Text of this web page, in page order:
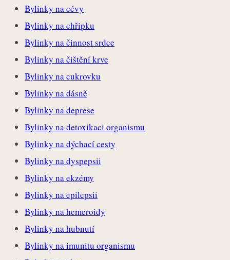
Bylinky na cévy
Bylinky na chřipku
Bylinky na činnost srdce
Bylinky na čištění krve
Bylinky na cukrovku
Bylinky na dásně
Bylinky na deprese
Bylinky na detoxikaci organismu
Bylinky na dýchací cesty
Bylinky na dyspepsii
Bylinky na ekzémy
Bylinky na epilepsii
Bylinky na hemeroidy
Bylinky na hubnutí
Bylinky na imunitu organismu